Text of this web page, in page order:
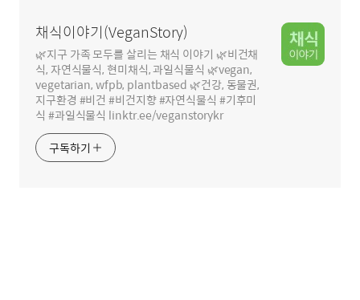
채식이야기(VeganStory)
🌿지구 가족 모두를 살리는 채식 이야기 🌿비건채
식, 자연식물식, 현미채식, 과일식물식 🌿vegan,
vegetarian, wfpb, plantbased 🌿건강, 동물권,
지구환경 #비건 #비건지향 #자연식물식 #기후미
식 #과일식물식 linktr.ee/veganstorykr
구독하기